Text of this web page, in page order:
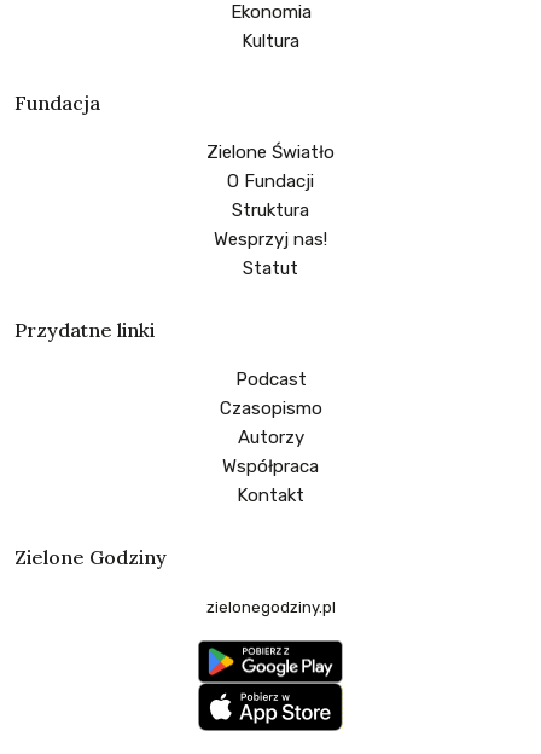
Ekonomia
Kultura
Fundacja
Zielone Światło
O Fundacji
Struktura
Wesprzyj nas!
Statut
Przydatne linki
Podcast
Czasopismo
Autorzy
Współpraca
Kontakt
Zielone Godziny
zielonegodziny.pl